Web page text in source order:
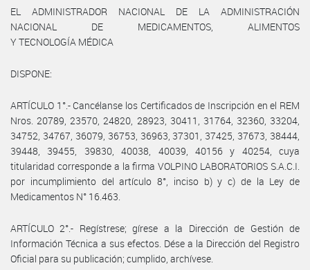
EL ADMINISTRADOR NACIONAL DE LA ADMINISTRACIÓN
NACIONAL DE MEDICAMENTOS, ALIMENTOS
Y TECNOLOGÍA MÉDICA
DISPONE:
ARTÍCULO 1°.- Cancélanse los Certificados de Inscripción en el REM
Nros. 20789, 23570, 24820, 28923, 30411, 31764, 32360, 33204,
34752, 34767, 36079, 36753, 36963, 37301, 37425, 37673, 38444,
39448, 39455, 39830, 40038, 40039, 40156 y 40254, cuya
titularidad corresponde a la firma VOLPINO LABORATORIOS S.A.C.I.
por incumplimiento del artículo 8°, inciso b) y c) de la Ley de
Medicamentos N° 16.463.
ARTÍCULO 2°.- Regístrese; gírese a la Dirección de Gestión de
Información Técnica a sus efectos. Dése a la Dirección del Registro
Oficial para su publicación; cumplido, archívese.